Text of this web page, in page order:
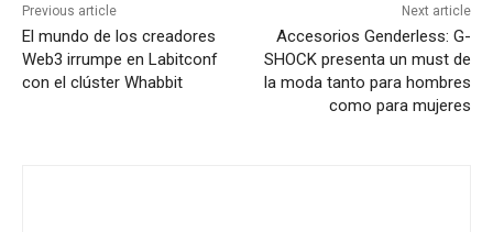
Previous article
El mundo de los creadores
Web3 irrumpe en Labitconf
con el clúster Whabbit
Next article
Accesorios Genderless: G-
SHOCK presenta un must de
la moda tanto para hombres
como para mujeres